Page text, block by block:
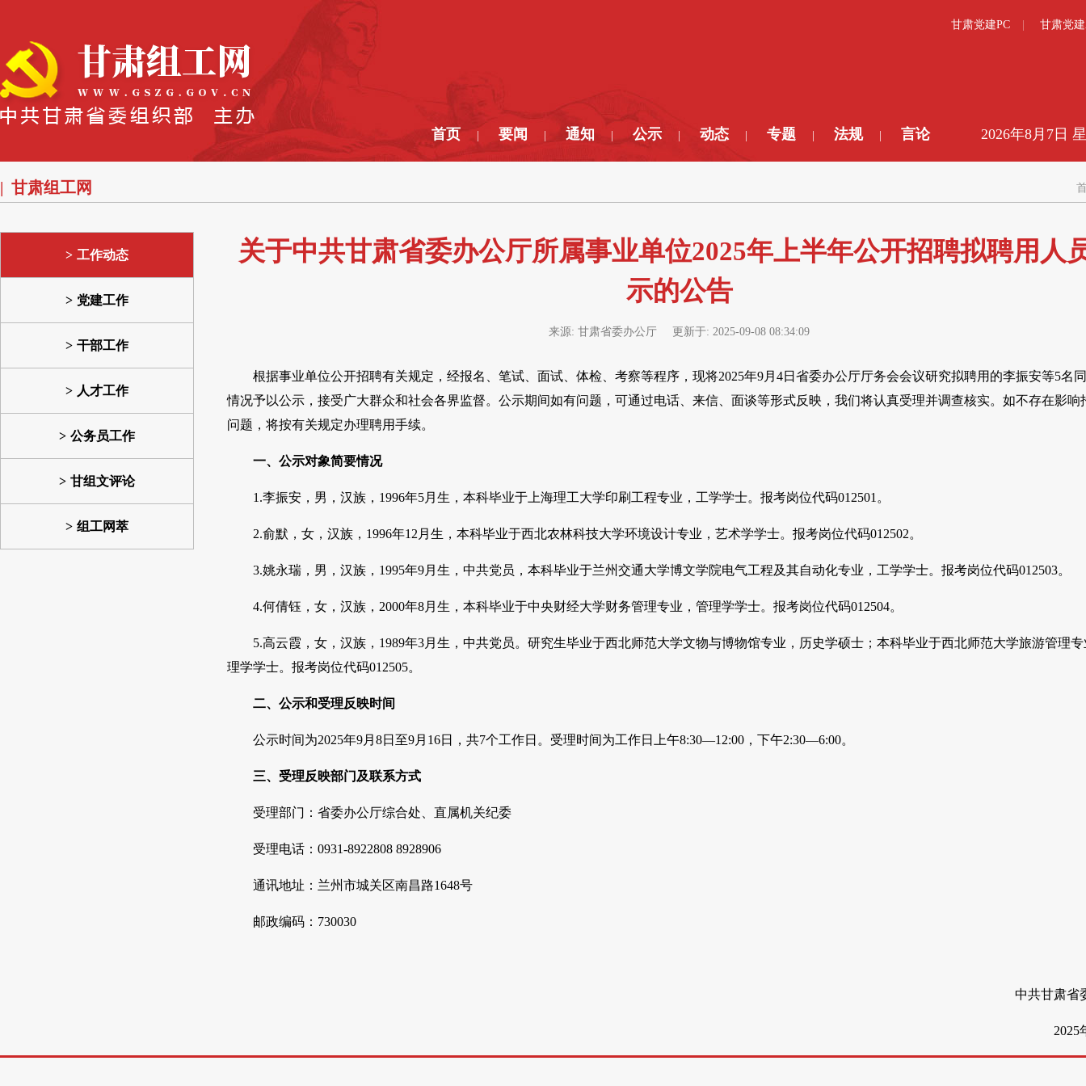
甘肃党建PC 甘肃党
首页 要闻 通知 公示 动态 专题 法规 言论 2026年8月7日
甘肃组工网
工作动态
党建工作
干部工作
人才工作
公务员工作
甘组文评论
组工网萃
关于中共甘肃省委办公厅所属事业单位2025年上半年公开招聘拟聘用人
示的公告
来源: 甘肃省委办公厅 更新于: 2025-09-08 08:34:09
根据事业单位公开招聘有关规定，经报名、笔试、面试、体检、考察等程序，现将2025年9月4日省委办公厅厅务会会议研究拟聘用的李振安等5名
情况予以公示，接受广大群众和社会各界监督。公示期间如有问题，可通过电话、来信、面谈等形式反映，我们将认真受理并调查核实。如不存在影响
问题，将按有关规定办理聘用手续。
一、公示对象简要情况
1.李振安，男，汉族，1996年5月生，本科毕业于上海理工大学印刷工程专业，工学学士。报考岗位代码012501。
2.俞默，女，汉族，1996年12月生，本科毕业于西北农林科技大学环境设计专业，艺术学学士。报考岗位代码012502。
3.姚永瑞，男，汉族，1995年9月生，中共党员，本科毕业于兰州交通大学博文学院电气工程及其自动化专业，工学学士。报考岗位代码012503。
4.何倩钰，女，汉族，2000年8月生，本科毕业于中央财经大学财务管理专业，管理学学士。报考岗位代码012504。
5.高云霞，女，汉族，1989年3月生，中共党员。研究生毕业于西北师范大学文物与博物馆专业，历史学硕士；本科毕业于西北师范大学旅游管理
理学学士。报考岗位代码012505。
二、公示和受理反映时间
公示时间为2025年9月8日至9月16日，共7个工作日。受理时间为工作日上午8:30—12:00，下午2:30—6:00。
三、受理反映部门及联系方式
受理部门：省委办公厅综合处、直属机关纪委
受理电话：0931-8922808 8928906
通讯地址：兰州市城关区南昌路1648号
邮政编码：730030
中共甘肃省
2025